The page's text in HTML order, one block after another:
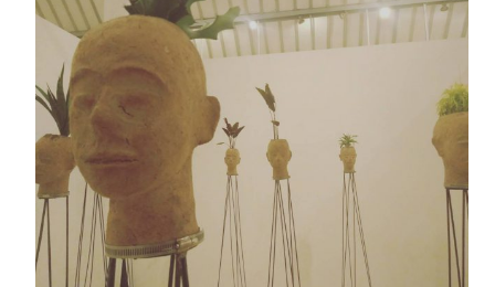
(Tetap)
Menjadi
Agen
Kesehatan
di
Era